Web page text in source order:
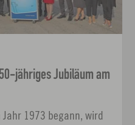
jähriges Jubiläum am
1973 begann, wird